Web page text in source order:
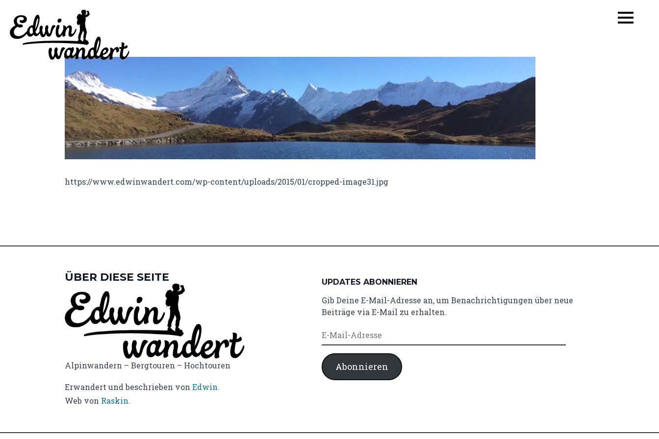
https://www.edwinwandert.com/wp-content/uploads/2015/01/cropped-image31.jpg
ÜBER DIESE SEITE
Alpinwandern – Bergtouren – Hochtouren
Erwandert und beschrieben von Edwin.
Web von Raskin.
UPDATES ABONNIEREN
Gib Deine E-Mail-Adresse an, um Benachrichtigungen über neue
Beiträge via E-Mail zu erhalten.
E-
Mail-
Adresse
Abonnieren